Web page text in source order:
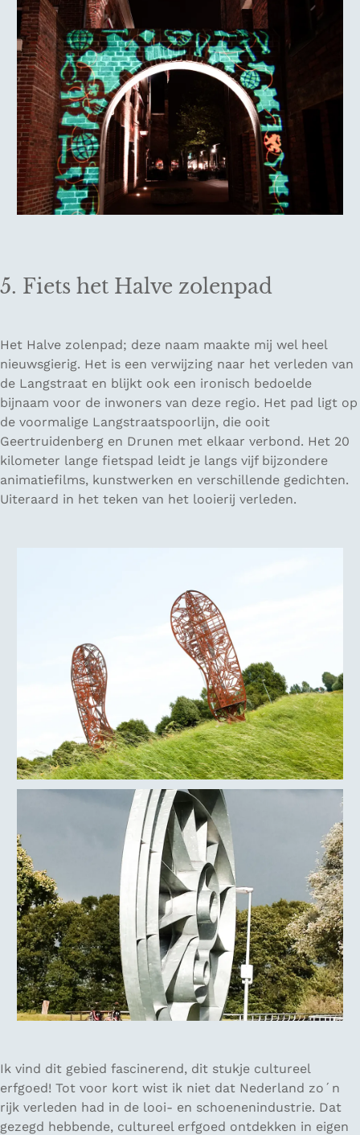
5. Fiets het Halve zolenpad
Het Halve zolenpad; deze naam maakte mij wel heel
nieuwsgierig. Het is een verwijzing naar het verleden van
de Langstraat en blijkt ook een ironisch bedoelde
bijnaam voor de inwoners van deze regio. Het pad ligt op
de voormalige Langstraatspoorlijn, die ooit
Geertruidenberg en Drunen met elkaar verbond. Het 20
kilometer lange fietspad leidt je langs vijf bijzondere
animatiefilms, kunstwerken en verschillende gedichten.
Uiteraard in het teken van het looierij verleden.
Ik vind dit gebied fascinerend, dit stukje cultureel
erfgoed! Tot voor kort wist ik niet dat Nederland zo´n
rijk verleden had in de looi- en schoenenindustrie. Dat
gezegd hebbende, cultureel erfgoed ontdekken in eigen